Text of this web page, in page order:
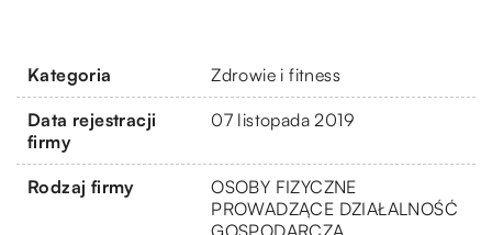
Kategoria Zdrowie i fitness
Data rejestracji
firmy
07 listopada 2019
Rodzaj firmy
OSOBY FIZYCZNE
PROWADZĄCE DZIAŁALNOŚĆ
GOSPODARCZĄ